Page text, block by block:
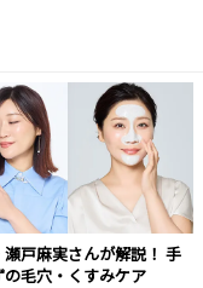
戸麻実さんが解説！ 手
毛穴・くすみケア